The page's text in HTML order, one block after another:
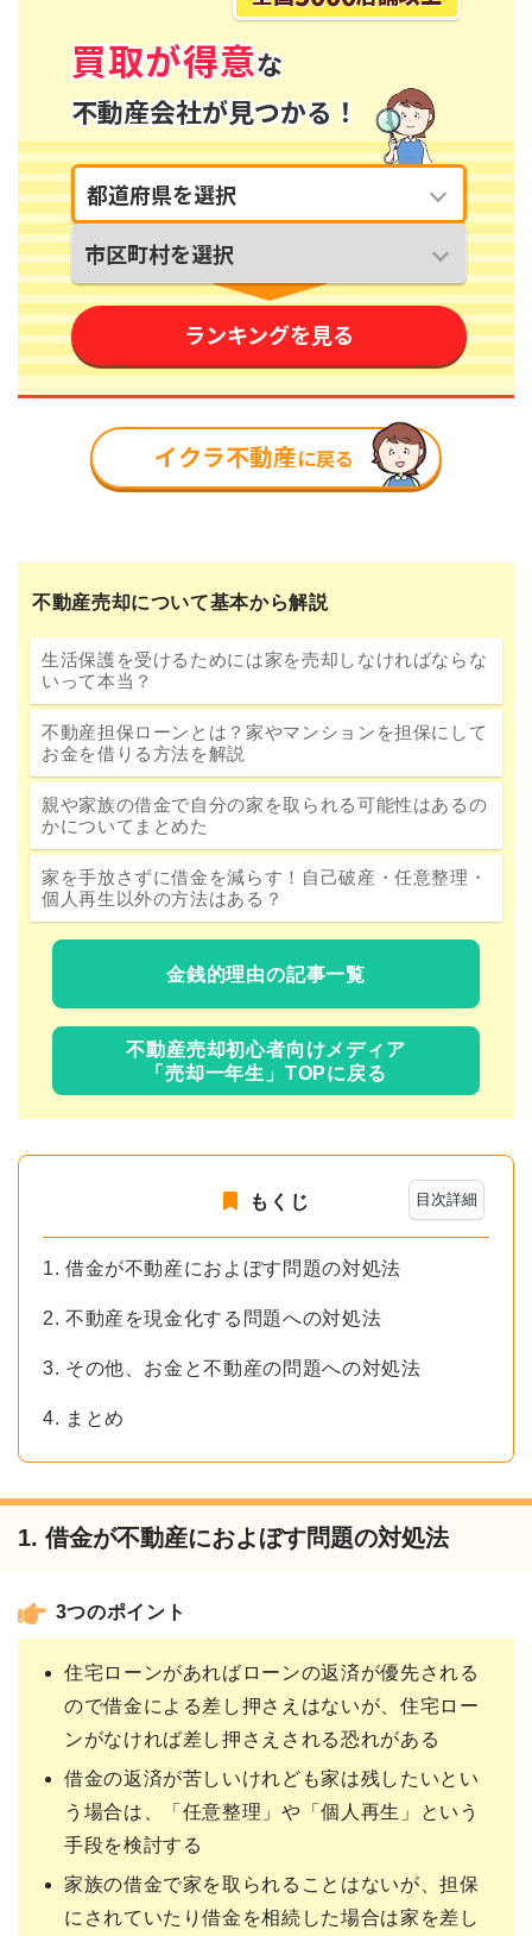
不動産売却について基本から解説
生活保護を受けるためには家を売却しなければならな
いって本当？
不動産担保ローンとは？家やマンションを担保にして
お金を借りる方法を解説
親や家族の借金で自分の家を取られる可能性はあるの
かについてまとめた
家を手放さずに借金を減らす！自己破産・任意整理・
個人再生以外の方法はある？
金銭的理由の記事一覧
不動産売却初心者向けメディア
「売却一年生」TOPに戻る
目次詳細
もくじ
1. 借金が不動産におよぼす問題の対処法
2. 不動産を現金化する問題への対処法
3. その他、お金と不動産の問題への対処法
4. まとめ
1. 借金が不動産におよぼす問題の対処法
3つのポイント
住宅ローンがあればローンの返済が優先される
ので借金による差し押さえはないが、住宅ロー
ンがなければ差し押さえされる恐れがある
借金の返済が苦しいけれども家は残したいとい
う場合は、「任意整理」や「個人再生」という
手段を検討する
家族の借金で家を取られることはないが、担保
にされていたり借金を相続した場合は家を差し